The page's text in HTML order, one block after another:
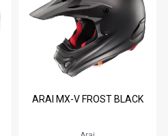
ARAI MX-V FROST BLACK